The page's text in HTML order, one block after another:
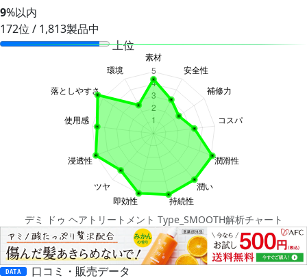
9%以内
172位 / 1,813製品中
上位
デミ ドゥ ヘアトリートメント Type_SMOOTH解析チャート
DATA 口コミ・販売データ